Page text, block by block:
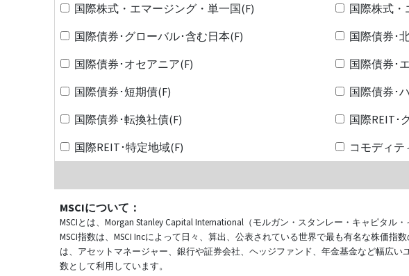
国際株式・エマージング・単一国(F)
国際株式・
国際債券･グローバル･含む日本(F)
国際債券･
国際債券･オセアニア(F)
国際債券･
国際債券･短期債(F)
国際債券･
国際債券･転換社債(F)
国際REIT･
国際REIT･特定地域(F)
コモディテ
MSCIについて：
MSCIとは、Morgan Stanley Capital International（モルガン・スタンレー・キャピタル
MSCI指数は、MSCI Incによって日々、算出、公表されている世界で最も有名な株価
は、アセットマネージャー、銀行や証券会社、ヘッジファンド、年金基金など幅広
数として利用しています。